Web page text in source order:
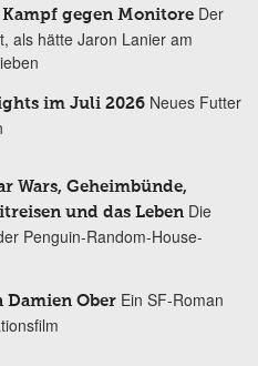
Kampf gegen Monitore Der
als hätte Jaron Lanier am
im Juli 2026 Neues Futter
Wars, Geheimbünde,
und das Leben Die
Penguin-Random-House-
Damien Ober Ein SF-Roman